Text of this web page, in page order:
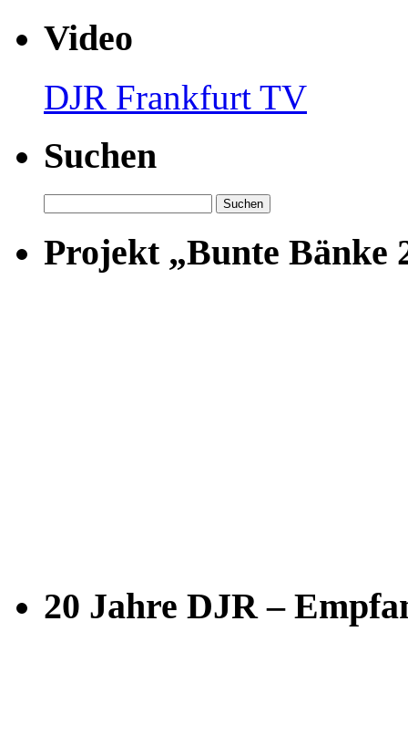
Video
DJR Frankfurt TV
Suchen
nach:
Projekt „Bunte Bänke
20 Jahre DJR –